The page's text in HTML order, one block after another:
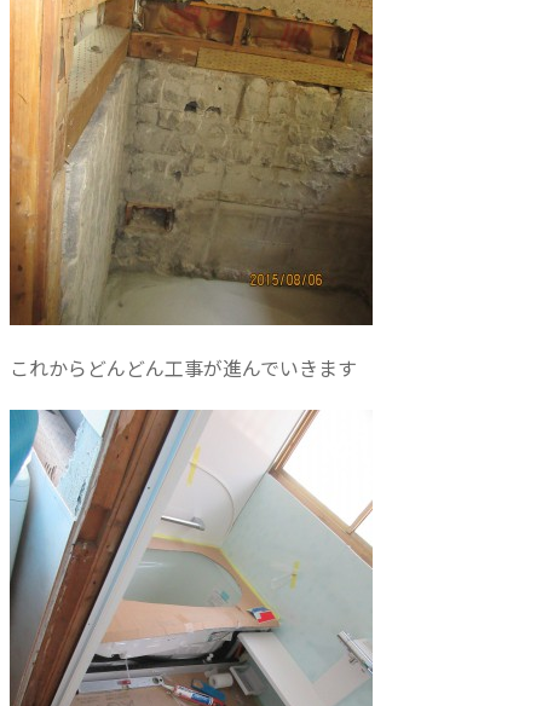
これからどんどん工事が進んでいきます